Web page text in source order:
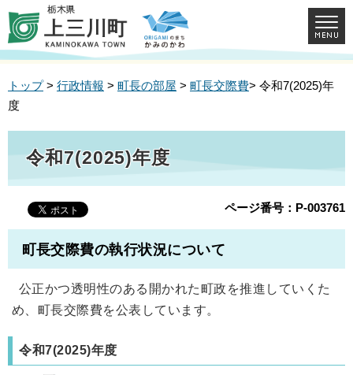
トップ> 行政情報 > 町長の部屋 > 町長交際費> 令和7(2025)年
度
令和7(2025)年度
ページ番号：P-003761
町長交際費の執行状況について
公正かつ透明性のある開かれた町政を推進していくた
め、町長交際費を公表しています。
令和7(2025)年度